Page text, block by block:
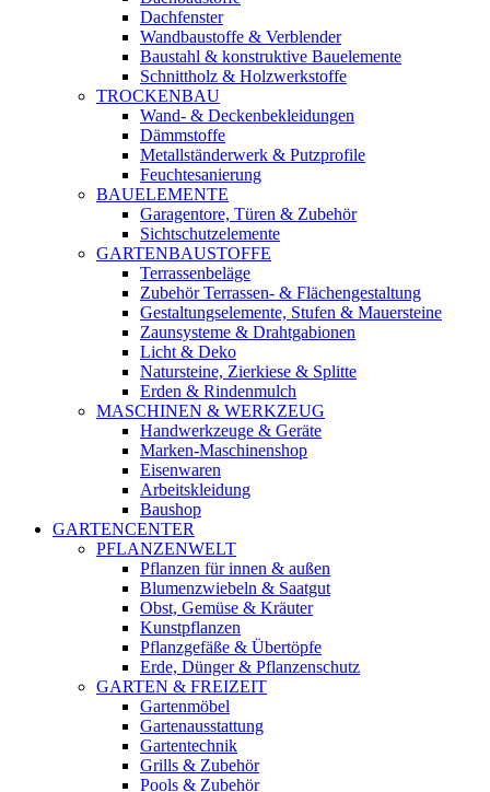
Dachfenster
Wandbaustoffe & Verblender
Baustahl & konstruktive Bauelemente
Schnittholz & Holzwerkstoffe
TROCKENBAU
Wand- & Deckenbekleidungen
Dämmstoffe
Metallständerwerk & Putzprofile
Feuchtesanierung
BAUELEMENTE
Garagentore, Türen & Zubehör
Sichtschutzelemente
GARTENBAUSTOFFE
Terrassenbeläge
Zubehör Terrassen- & Flächengestaltung
Gestaltungselemente, Stufen & Mauersteine
Zaunsysteme & Drahtgabionen
Licht & Deko
Natursteine, Zierkiese & Splitte
Erden & Rindenmulch
MASCHINEN & WERKZEUG
Handwerkzeuge & Geräte
Marken-Maschinenshop
Eisenwaren
Arbeitskleidung
Baushop
GARTENCENTER
PFLANZENWELT
Pflanzen für innen & außen
Blumenzwiebeln & Saatgut
Obst, Gemüse & Kräuter
Kunstpflanzen
Pflanzgefäße & Übertöpfe
Erde, Dünger & Pflanzenschutz
GARTEN & FREIZEIT
Gartenmöbel
Gartenausstattung
Gartentechnik
Grills & Zubehör
Pools & Zubehör